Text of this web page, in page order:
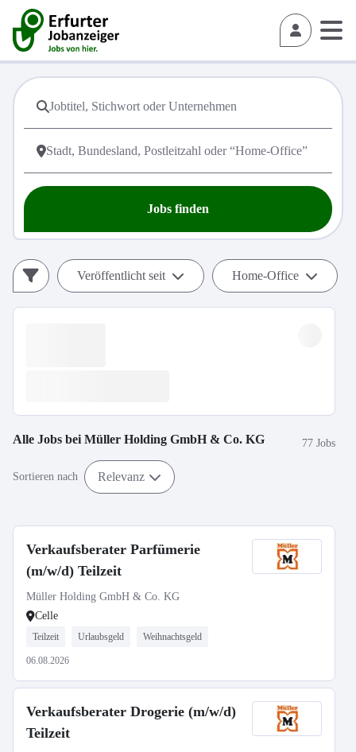
Jobs finden
Veröffentlicht seit Home-Office
Alle Jobs bei Müller Holding GmbH & Co. KG 77 Jobs
Sortieren nach Relevanz
Verkaufsberater Parfümerie
(m/w/d) Teilzeit
Müller Holding GmbH & Co. KG
Celle
Teilzeit Urlaubsgeld Weihnachtsgeld
06.08.2026
Verkaufsberater Drogerie (m/w/d)
Teilzeit